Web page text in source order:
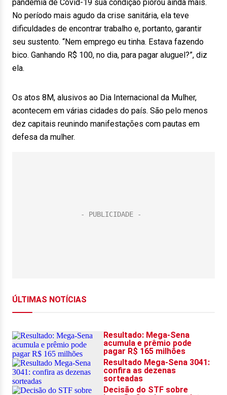
pandemia de Covid-19 sua condição piorou ainda mais.
No período mais agudo da crise sanitária, ela teve
dificuldades de encontrar trabalho e, portanto, garantir
seu sustento. “Nem emprego eu tinha. Estava fazendo
bico. Ganhando R$ 100, no dia, para pagar aluguel?”, diz
ela.
Os atos 8M, alusivos ao Dia Internacional da Mulher,
acontecem em várias cidades do país. São pelo menos
dez capitais reunindo manifestações com pautas em
defesa da mulher.